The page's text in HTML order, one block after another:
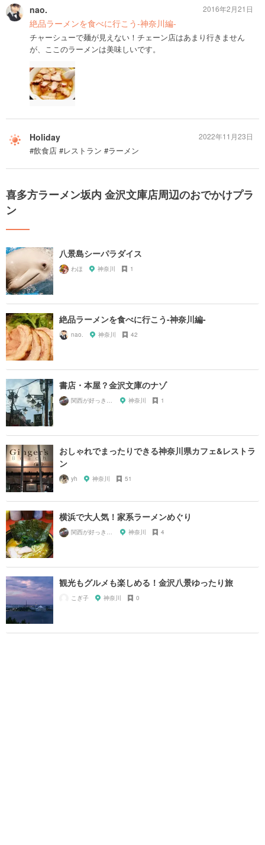
nao.
絶品ラーメンを食べに行こう-神奈川編-
チャーシューで麺が見えない！チェーン店はあまり行きません
が、ここのラーメンは美味しいです。
2016年2月21日
Holiday
#飲食店 #レストラン #ラーメン
2022年11月23日
喜多方ラーメン坂内 金沢文庫店周辺のおでかけプラ
ン
八景島シーパラダイス
わほ 神奈川 1
絶品ラーメンを食べに行こう-神奈川編-
nao. 神奈川 42
書店・本屋？金沢文庫のナゾ
関西が好っきゃねん 神奈川 1
おしゃれでまったりできる神奈川県カフェ&レストラ
ン
yh 神奈川 51
横浜で大人気！家系ラーメンめぐり
関西が好っきゃねん 神奈川 4
観光もグルメも楽しめる！金沢八景ゆったり旅
こぎ子 神奈川 0